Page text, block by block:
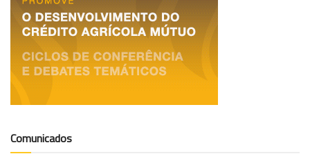
Comunicados